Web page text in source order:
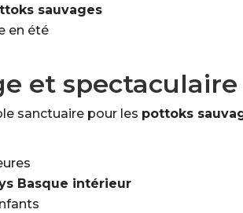
sauvages
en été
et spectaculaire
sanctuaire pour les pottoks
Basque intérieur